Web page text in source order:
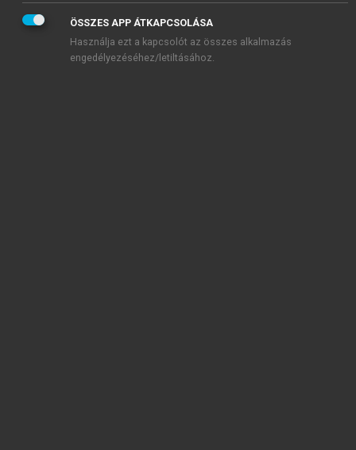
ÖSSZES APP ÁTKAPCSOLÁSA
Használja ezt a kapcsolót az összes alkalmazás
engedélyezéséhez/letiltásához.